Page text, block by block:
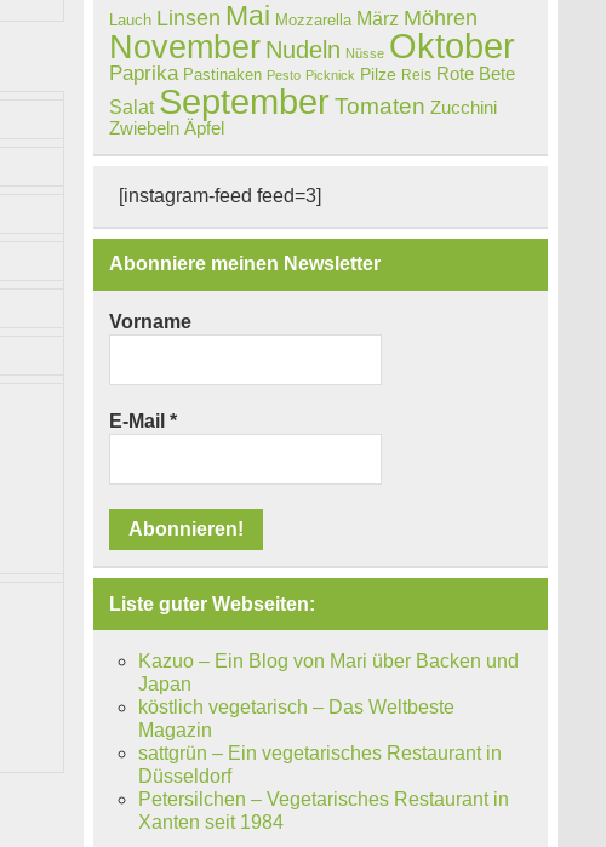
Lauch Linsen Mai Mozzarella März Möhren
November Nudeln Nüsse Oktober
Paprika Pastinaken Pesto Picknick Pilze Reis Rote Bete
Salat September Tomaten Zucchini
Zwiebeln Äpfel
[instagram-feed feed=3]
Abonniere meinen Newsletter
Vorname
E-Mail*
Liste guter Webseiten:
Kazuo – Ein Blog von Mari über Backen und
Japan
köstlich vegetarisch – Das Weltbeste
Magazin
sattgrün – Ein vegetarisches Restaurant in
Düsseldorf
Petersilchen – Vegetarisches Restaurant in
Xanten seit 1984